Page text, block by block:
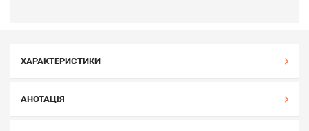
ХАРАКТЕРИСТИКИ
АНОТАЦІЯ